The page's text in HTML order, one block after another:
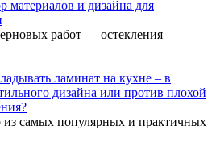
и дизайна для
работ — остекления
ламинат на кухне – в
дизайна или против плохой
самых популярных и практичных